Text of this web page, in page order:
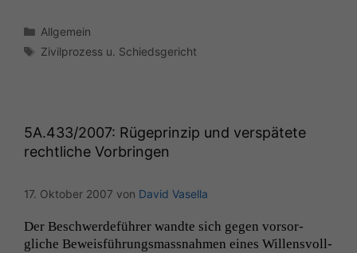
Kategorien
Allgemein
Schlagwörter
Zivilprozess u. Schiedsgericht
5A.433/2007: Rügeprinzip und verspätete
rechtliche Vorbringen
17. Oktober 2007 von David Vasella
Der Beschw­erde­führer wandte sich gegen vor­sor­
gliche Bewe­is­führungs­mass­nah­men eines Wil­lensvoll­